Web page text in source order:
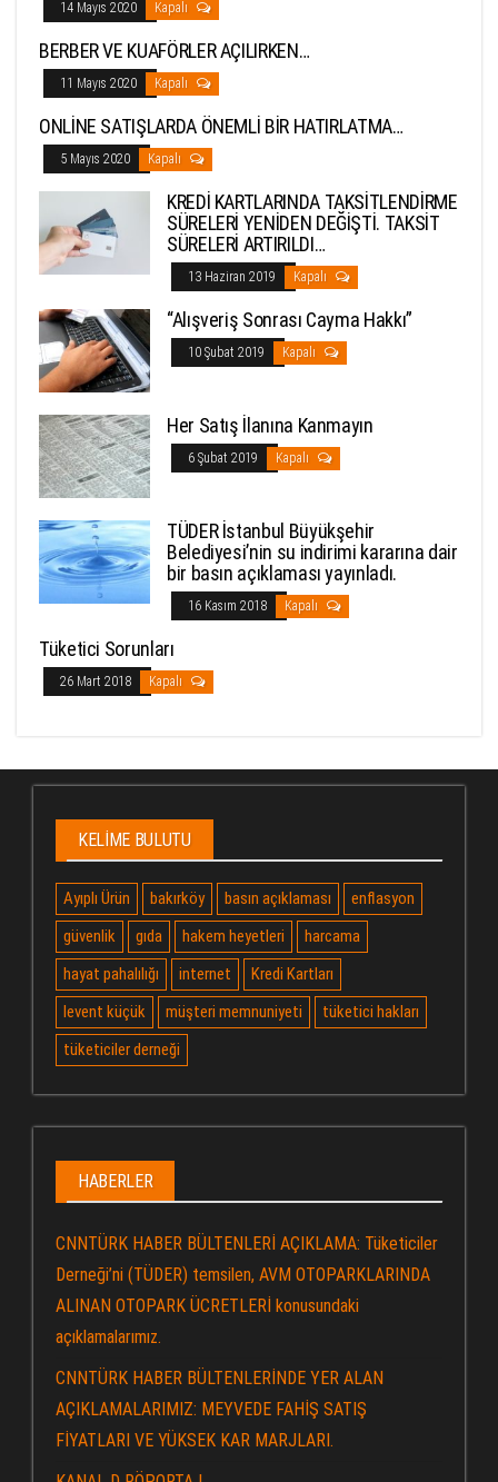
14 Mayıs 2020 Kapalı
BERBER VE KUAFÖRLER AÇILIRKEN…
11 Mayıs 2020 Kapalı
ONLİNE SATIŞLARDA ÖNEMLİ BİR HATIRLATMA…
5 Mayıs 2020 Kapalı
KREDİ KARTLARINDA TAKSİTLENDİRME
SÜRELERİ YENİDEN DEĞİŞTİ. TAKSİT
SÜRELERİ ARTIRILDI…
13 Haziran 2019 Kapalı
“Alışveriş Sonrası Cayma Hakkı”
10 Şubat 2019 Kapalı
Her Satış İlanına Kanmayın
6 Şubat 2019 Kapalı
TÜDER İstanbul Büyükşehir
Belediyesi’nin su indirimi kararına dair
bir basın açıklaması yayınladı.
16 Kasım 2018 Kapalı
Tüketici Sorunları
26 Mart 2018 Kapalı
KELIME BULUTU
Ayıplı Ürün bakırköy basın açıklaması
enflasyon
güvenlik
gıda hakem heyetleri
harcama
hayat pahalılığı
internet
Kredi Kartları
levent küçük
müşteri memnuniyeti
tüketici hakları
tüketiciler derneği
HABERLER
CNNTÜRK HABER BÜLTENLERİ AÇIKLAMA: Tüketiciler
Derneği’ni (TÜDER) temsilen, AVM OTOPARKLARINDA
ALINAN OTOPARK ÜCRETLERİ konusundaki
açıklamalarımız.
CNNTÜRK HABER BÜLTENLERİNDE YER ALAN
AÇIKLAMALARIMIZ: MEYVEDE FAHİŞ SATIŞ
FİYATLARI VE YÜKSEK KAR MARJLARI.